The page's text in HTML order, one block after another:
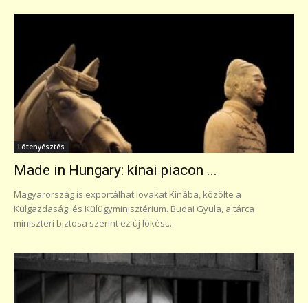
Lótenyésztés
Made in Hungary: kínai piacon ...
Magyarország is exportálhat lovakat Kínába, közölte a
Külgazdasági és Külügyminisztérium. Budai Gyula, a tárca
miniszteri biztosa szerint ez új lökést...